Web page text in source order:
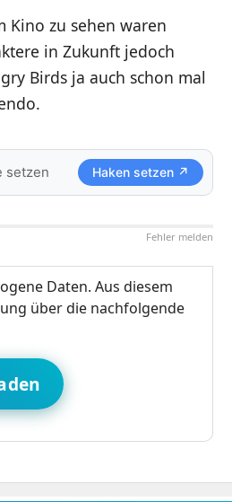
Kino zu sehen waren
in Zukunft jedoch
Birds ja auch schon mal
setzen Haken setzen ↗
Fehler melden
Daten. Aus diesem
über die nachfolgende